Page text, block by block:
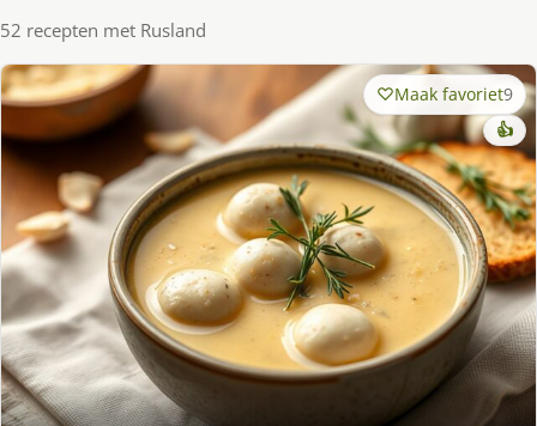
52 recepten met Rusland
Maak favoriet9
👍